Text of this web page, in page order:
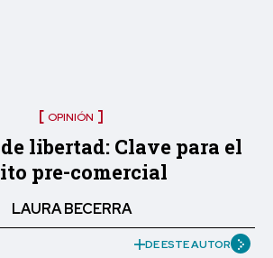
OPINIÓN
libertad: Clave para el
pre-comercial
LAURA BECERRA
DE ESTE AUTOR